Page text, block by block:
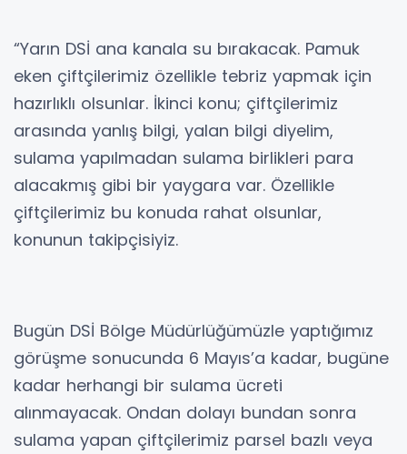
“Yarın DSİ ana kanala su bırakacak. Pamuk
eken çiftçilerimiz özellikle tebriz yapmak için
hazırlıklı olsunlar. İkinci konu; çiftçilerimiz
arasında yanlış bilgi, yalan bilgi diyelim,
sulama yapılmadan sulama birlikleri para
alacakmış gibi bir yaygara var. Özellikle
çiftçilerimiz bu konuda rahat olsunlar,
konunun takipçisiyiz.
Bugün DSİ Bölge Müdürlüğümüzle yaptığımız
görüşme sonucunda 6 Mayıs’a kadar, bugüne
kadar herhangi bir sulama ücreti
alınmayacak. Ondan dolayı bundan sonra
sulama yapan çiftçilerimiz parsel bazlı veya